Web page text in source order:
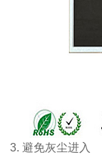
3. 避免灰尘进入